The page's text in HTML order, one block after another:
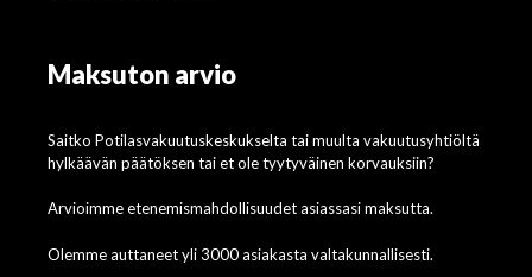
Maksuton arvio
Saitko Potilasvakuutuskeskukselta tai muulta vakuutusyhtiöltä
hylkäävän päätöksen tai et ole tyytyväinen korvauksiin?
Arvioimme etenemismahdollisuudet asiassasi maksutta.
Olemme auttaneet yli 3000 asiakasta valtakunnallisesti.